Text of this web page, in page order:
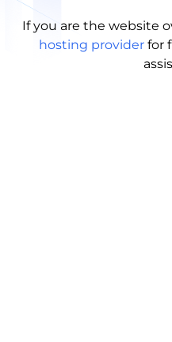
If you are the website
hosting provider for